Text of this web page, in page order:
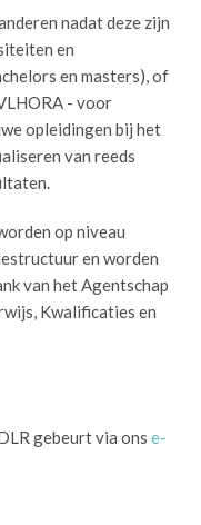
nadat deze zijn
en
en masters), of
- voor
opleidingen bij het
van reeds
op niveau
en worden
van het Agentschap
Kwalificaties en
gebeurt via ons e-